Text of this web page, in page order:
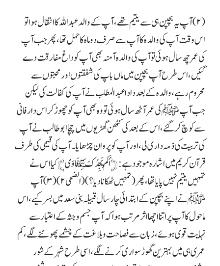
(۲) آپ یہ بچپن ہی سے یتیم تھے، آپ کے والد عبداللہ کا انتقال ہوا تو
اس وقت آپ کی والدہ کا آپ سے صرف دو ماہ کا حمل تھا، پھر جب آپ
کی عمر چھ سال ہوئی تو آپ کی والدہ آمنہ بھی آپ کو داغ مفارقت دے
گئیں، اس طرح آپ بچپن میں ماں باپ کی شفقتوں اور محبتوں سے
محروم رہے، والدہ کے بعد دادا عبدالمطلب نے آپ کی کفالت کی لیکن
جب آپ ﷺ کی عمر آٹھ سال ہوئی تو وہ بھی آپ کو چھوڑ کر اس دار فانی
سے کوچ کر گئے ، اس کے بعد کی کٹھن گھڑیوں میں چچا ابو طالب نے آپ
کی تربیت کی ذمہ داری لی، اور آپ کو پروان چڑھایا۔ آپ کی قیمی کی طرف
قرآن کریم میں اشارہ موجود ہے: ﴿أَلَمْ يَجِدُكَ يَتِمَّا فَاوَى ﴾ کیا اس نے
تمہیں یتیم نہیں پایا تھا، پھر ( تمہیں ٹھکا نادیا؟) (الضحی ۲) (۳) آپ
ﷺ نے اپنے بچپن کے ابتدائی چار سال قبیلہ بنی سعد میں بسر کیے، اس
ماحول کا آپ پر اتنا اچھا اثر مرتب ہوا کہ آپ جسم وجثہ کے اعتبار سے
نہایت قوی ہوئے ، زبان سے فصاحت و بلاغت کے چشمے پھوٹنے لگے، کم
عمری ہی میں بہترین گھوڑ سواری کرنے لگے، اسی طرح شہر کے شور